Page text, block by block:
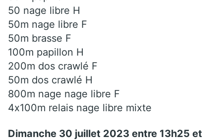
50 nage libre H
50m nage libre F
50m brasse F
100m papillon H
200m dos crawlé F
50m dos crawlé H
800m nage nage libre F
4x100m relais nage libre mixte
Dimanche 30 juillet 2023 entre 13h25 et